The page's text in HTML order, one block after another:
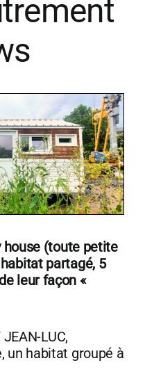
house (toute petite
partagé, 5
leur façon «
JEAN-LUC,
un habitat groupé à